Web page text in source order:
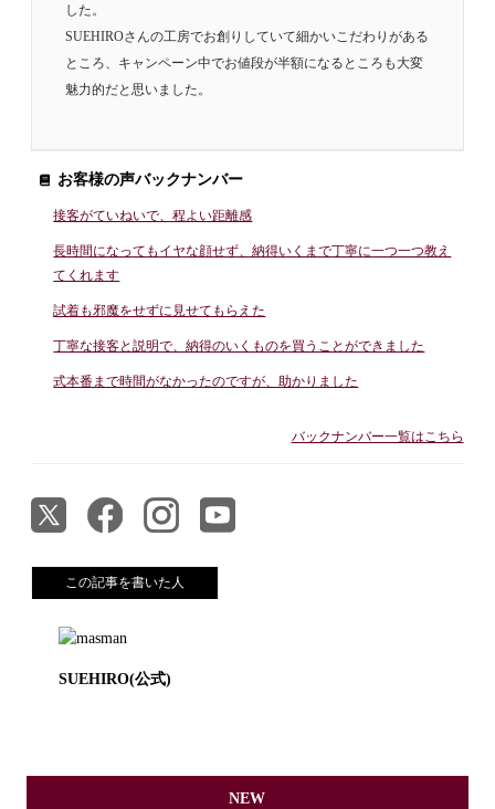
した。
SUEHIROさんの工房でお創りしていて細かいこだわりがある
ところ、キャンペーン中でお値段が半額になるところも大変
魅力的だと思いました。
お客様の声バックナンバー
接客がていねいで、程よい距離感
長時間になってもイヤな顔せず、納得いくまで丁寧に一つ一つ教え
てくれます
試着も邪魔をせずに見せてもらえた
丁寧な接客と説明で、納得のいくものを買うことができました
式本番まで時間がなかったのですが、助かりました
バックナンバー一覧はこちら
この記事を書いた人
SUEHIRO(公式)
NEW